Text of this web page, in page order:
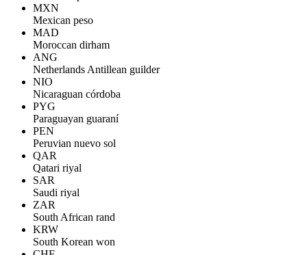
MXN
Mexican peso
MAD
Moroccan dirham
ANG
Netherlands Antillean guilder
NIO
Nicaraguan córdoba
PYG
Paraguayan guaraní
PEN
Peruvian nuevo sol
QAR
Qatari riyal
SAR
Saudi riyal
ZAR
South African rand
KRW
South Korean won